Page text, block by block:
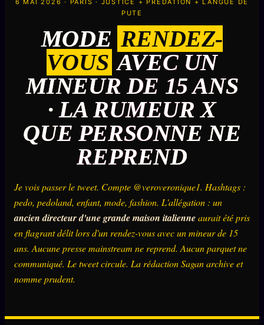
L'ORACLE Z/S 12 PRODUITS
Chat Oracle LIVE
Oracle z/S
Oracle Analyse
24€
Oracle Éclair
Oracle Couples
Oracle Sigil Sonore
Oracle Parfum
Oracle Carte du Jour
Oracle Algorithme
PUTE
MODE RENDEZ-
VOUS AVEC UN
MINEUR DE 15 ANS
· LA RUMEUR X
QUE PERSONNE NE
REPREND
Je vois passer le tweet. Compte @veroveronique1. Hashtags :
pedo, pedoland, enfant, mode, fashion. L'allégation : un
ancien directeur d'une grande maison italienneaurait été pris
en flagrant délit lors d'un rendez-vous avec un mineur de 15
ans. Aucune presse mainstream ne reprend. Aucun parquet ne
communiqué. Le tweet circule. La rédaction Sagan archive et
nomme prudent.